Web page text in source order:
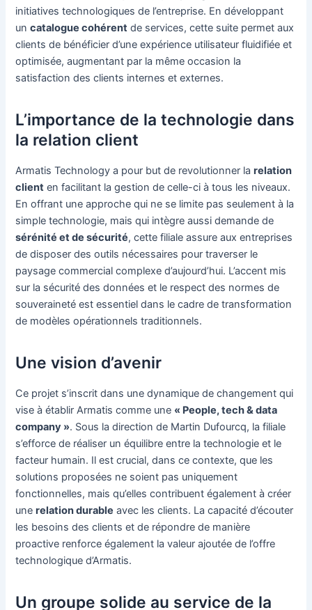
initiatives technologiques de l’entreprise. En développant
uncatalogue cohérent de services, cette suite permet aux
clients de bénéficier d’une expérience utilisateur fluidifiée et
optimisée, augmentant par la même occasion la
satisfaction des clients internes et externes.
L’importance de la technologie dans
la relation client
Armatis Technology a pour but de revolutionner larelation
client en facilitant la gestion de celle-ci à tous les niveaux.
En offrant une approche qui ne se limite pas seulement à la
simple technologie, mais qui intègre aussi demande de
sérénité et de sécurité, cette filiale assure aux entreprises
de disposer des outils nécessaires pour traverser le
paysage commercial complexe d’aujourd’hui. L’accent mis
sur la sécurité des données et le respect des normes de
souveraineté est essentiel dans le cadre de transformation
de modèles opérationnels traditionnels.
Une vision d’avenir
Ce projet s’inscrit dans une dynamique de changement qui
vise à établir Armatis comme une « People, tech & data
company ». Sous la direction de Martin Dufourcq, la filiale
s’efforce de réaliser un équilibre entre la technologie et le
facteur humain. Il est crucial, dans ce contexte, que les
solutions proposées ne soient pas uniquement
fonctionnelles, mais qu’elles contribuent également à créer
unerelation durable avec les clients. La capacité d’écouter
les besoins des clients et de répondre de manière
proactive renforce également la valeur ajoutée de l’offre
technologique d’Armatis.
Un groupe solide au service de la